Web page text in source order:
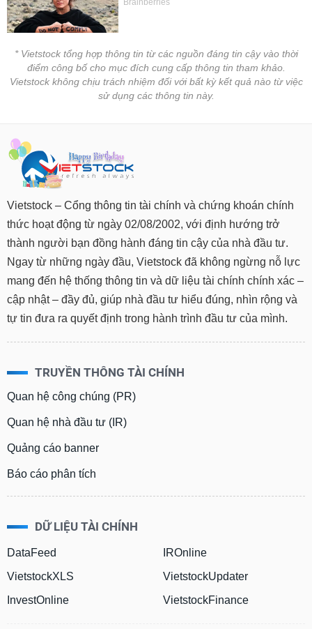
* Vietstock tổng hợp thông tin từ các nguồn đáng tin cậy vào thời
điểm công bố cho mục đích cung cấp thông tin tham khảo.
Vietstock không chịu trách nhiệm đối với bất kỳ kết quả nào từ việc
sử dụng các thông tin này.
Vietstock – Cổng thông tin tài chính và chứng khoán chính
thức hoạt động từ ngày 02/08/2002, với định hướng trở
thành người bạn đồng hành đáng tin cậy của nhà đầu tư.
Ngay từ những ngày đầu, Vietstock đã không ngừng nỗ lực
mang đến hệ thống thông tin và dữ liệu tài chính chính xác –
cập nhật – đầy đủ, giúp nhà đầu tư hiểu đúng, nhìn rộng và
tự tin đưa ra quyết định trong hành trình đầu tư của mình.
TRUYỀN THÔNG TÀI CHÍNH
Quan hệ công chúng (PR)
Quan hệ nhà đầu tư (IR)
Quảng cáo banner
Báo cáo phân tích
DỮ LIỆU TÀI CHÍNH
DataFeed
VietstockXLS
InvestOnline
IROnline
VietstockUpdater
VietstockFinance
Công
cụ
Truyền
tài
chính
Dữ
liệu
tài